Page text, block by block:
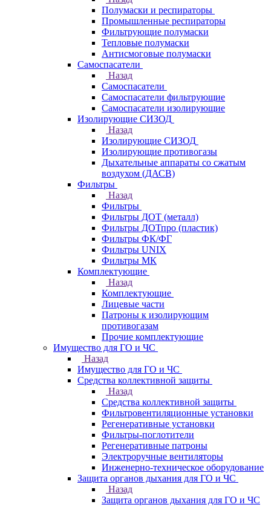
Полумаски и респираторы
Промышленные респираторы
Фильтрующие полумаски
Тепловые полумаски
Антисмоговые полумаски
Самоспасатели
Назад
Самоспасатели
Самоспасатели фильтрующие
Самоспасатели изолирующие
Изолирующие СИЗОД
Назад
Изолирующие СИЗОД
Изолирующие противогазы
Дыхательные аппараты со сжатым
воздухом (ДАСВ)
Фильтры
Назад
Фильтры
Фильтры ДОТ (металл)
Фильтры ДОТпро (пластик)
Фильтры ФК/ФГ
Фильтры UNIX
Фильтры МК
Комплектующие
Назад
Комплектующие
Лицевые части
Патроны к изолирующим
противогазам
Прочие комплектующие
Имущество для ГО и ЧС
Назад
Имущество для ГО и ЧС
Средства коллективной защиты
Назад
Средства коллективной защиты
Фильтровентиляционные установки
Регенеративные установки
Фильтры-поглотители
Регенеративные патроны
Электроручные вентиляторы
Инженерно-техническое оборудование
Защита органов дыхания для ГО и ЧС
Назад
Защита органов дыхания для ГО и ЧС